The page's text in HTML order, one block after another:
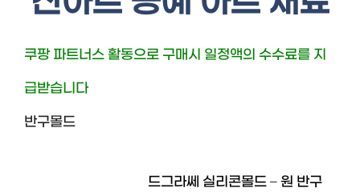
쿠팡 파트너스 활동으로 구매시 일정액의 수수료를 지
급받습니다
반구몰드
드그라쎄 실리콘몰드 – 원 반구